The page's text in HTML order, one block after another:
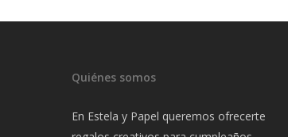
Quiénes somos
En Estela y Papel queremos ofrecerte